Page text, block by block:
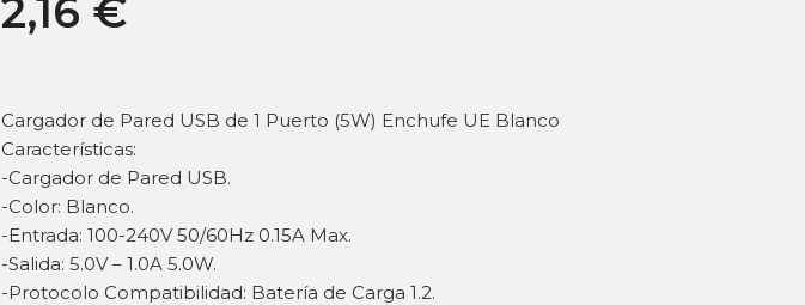
2,16 €
Cargador de Pared USB de 1 Puerto (5W) Enchufe UE Blanco
Características:
-Cargador de Pared USB.
-Color: Blanco.
-Entrada: 100-240V 50/60Hz 0.15A Max.
-Salida: 5.0V – 1.0A 5.0W.
-Protocolo Compatibilidad: Batería de Carga 1.2.